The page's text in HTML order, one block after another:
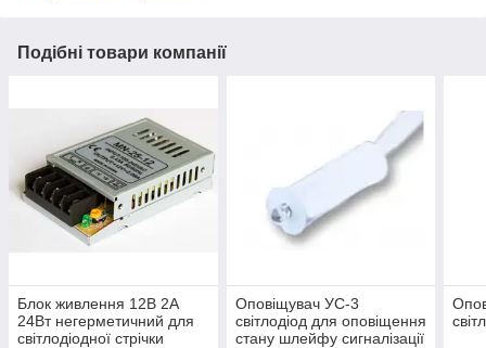
Подібні товари компанії
Блок живлення 12В 2А
24Вт негерметичний для
світлодіодної стрічки
Оповіщувач УС-3
світлодіод для оповіщення
стану шлейфу сигналізації